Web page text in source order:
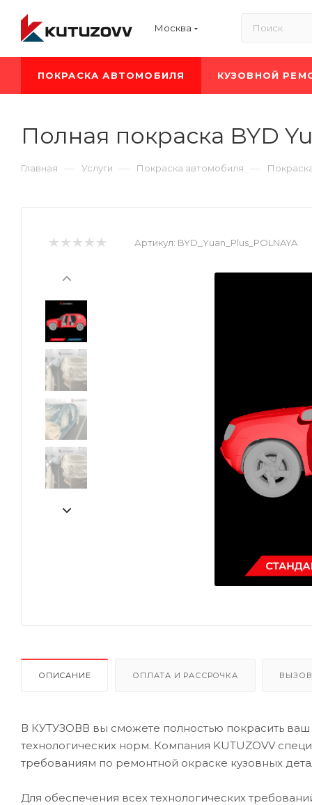
Москва
ПОКРАСКА АВТОМОБИЛЯ КУЗОВНОЙ
Полная покраска BYD
Главная — Услуги — Покраска автомобиля —
Артикул: BYD_Yuan_Plus_POLNAYA
ОПИСАНИЕ ОПЛАТА И РАССРОЧКА
В КУТУЗОВВ вы сможете полностью покрасить
технологических норм. Компания KUTUZOVV
требованиям по ремонтной окраске кузовных
Для обеспечения всех технологических